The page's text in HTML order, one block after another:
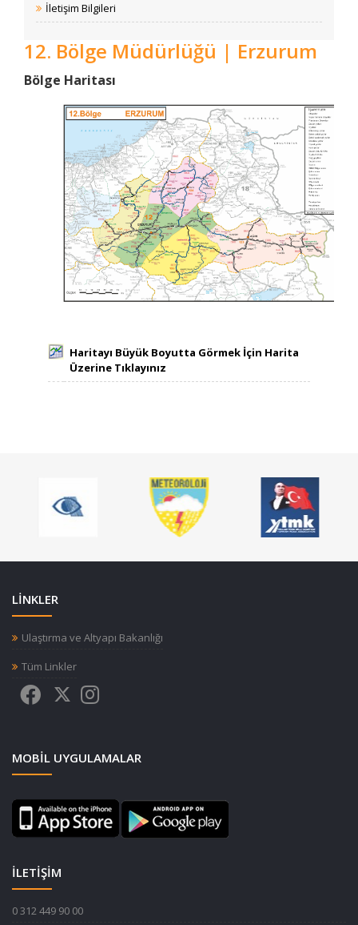
İletişim Bilgileri
12. Bölge Müdürlüğü | Erzurum
​Bölge Haritası
Haritayı Büyük Boyutta Görmek İçin Harita
Üzerine Tıklayınız
LİNKLER
Ulaştırma ve Altyapı Bakanlığı
Tüm Linkler
MOBIL UYGULAMALAR
İLETİŞİM
0 312 449 90 00